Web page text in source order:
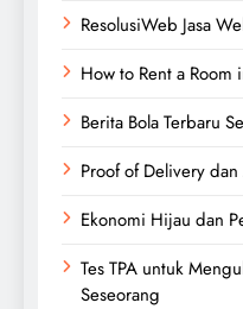
ResolusiWeb Jasa
How to Rent a
Berita Bola Terbaru
Proof of Delivery
Ekonomi Hijau dan
Tes TPA untuk
Seseorang